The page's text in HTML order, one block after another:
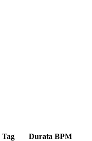
Tag Durata BPM